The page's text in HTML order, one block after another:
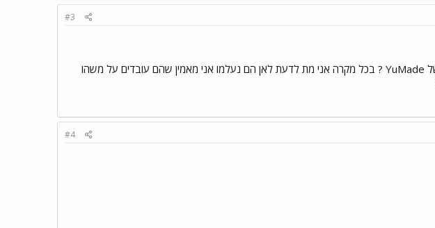
#3
אני לא מקיר את הדיסק של TRIPIATRIK אולי את טועה והתכוונתה לדיסק של YuMade ? בכל מקרה אני מת לדעת לאן הם נעלמו אני מאמין שהם עובדים על משהו
#4